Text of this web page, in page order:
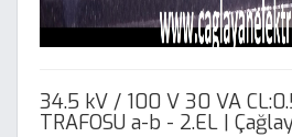
34.5 kV / 100 V 30 VA
TRAFOSU a-b - 2.EL |